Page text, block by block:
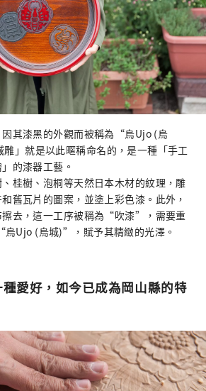
因其漆黑的外觀而被稱為“烏Ujo (烏
」就是以此暱稱命名的，是一種「手工
的漆器工藝。
桂樹、泡桐等天然日本木材的紋理，雕
舊瓦片的圖案，並塗上彩色漆。此外，
擦去，這一工序被稱為“吹漆”，需要重
Ujo (烏城)”，賦予其精緻的光澤。
愛好，如今已成為岡山縣的特